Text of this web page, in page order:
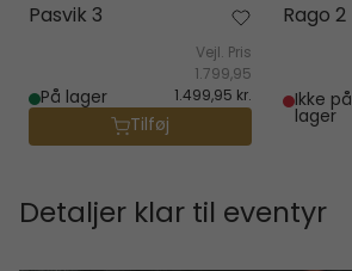
Pasvik 3
På lager
Vejl. Pris
1.799,95
1.499,95 kr.
Tilføj
Rago 2
Ikke på
lager
Detaljer klar til eventyr